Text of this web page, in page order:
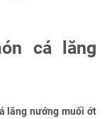
cá lăng
lăng nướng muối ớt